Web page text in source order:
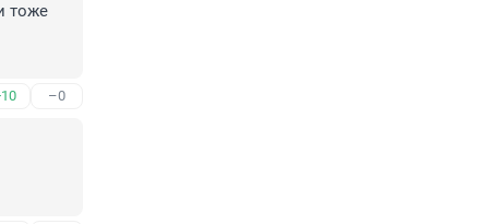
тоже
–0